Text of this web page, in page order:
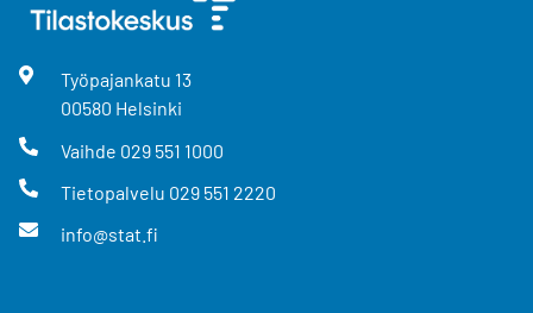
Työpajankatu 13
00580 Helsinki
Vaihde 029 551 1000
Tietopalvelu 029 551 2220
info@stat.fi